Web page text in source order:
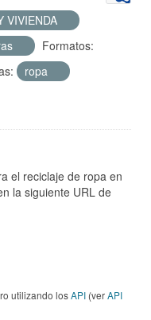
VIVIENDA
Formatos:
ropa
el reciclaje de ropa en
la siguiente URL de
utilizando losAPI (verAPI